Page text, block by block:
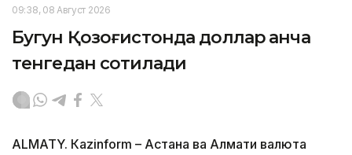
09:38, 08 Август 2026
Бугун Қозоғистонда доллар қанча
тенгедан сотилади
ALMATY. Кazinform – Астана ва Алмати валюта